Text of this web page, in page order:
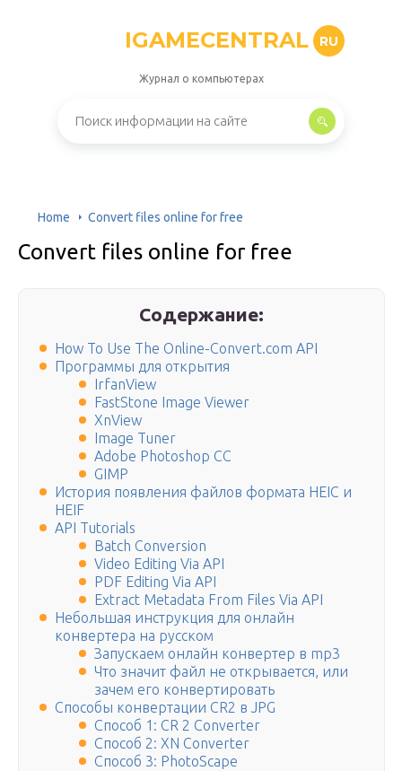
IGAMECENTRAL RU
Журнал о компьютерах
Home Convert files online for free
Convert files online for free
Содержание:
How To Use The Online-Convert.com API
Программы для открытия
IrfanView
FastStone Image Viewer
XnView
Image Tuner
Adobe Photoshop CC
GIMP
История появления файлов формата HEIC и
HEIF
API Tutorials
Batch Conversion
Video Editing Via API
PDF Editing Via API
Extract Metadata From Files Via API
Небольшая инструкция для онлайн
конвертера на русском
Запускаем онлайн конвертер в mp3
Что значит файл не открывается, или
зачем его конвертировать
Способы конвертации CR2 в JPG
Способ 1: CR 2 Converter
Способ 2: XN Converter
Способ 3: PhotoScape